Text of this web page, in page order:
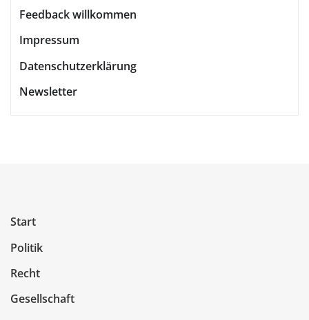
Feedback willkommen
Impressum
Datenschutzerklärung
Newsletter
Start
Politik
Recht
Gesellschaft